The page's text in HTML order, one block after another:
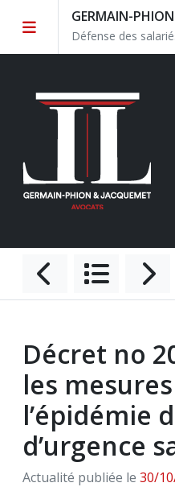
GERMAIN-
Défense des
Décret no
les
l’épidémie
d’urgence
Actualité publiée le 30/